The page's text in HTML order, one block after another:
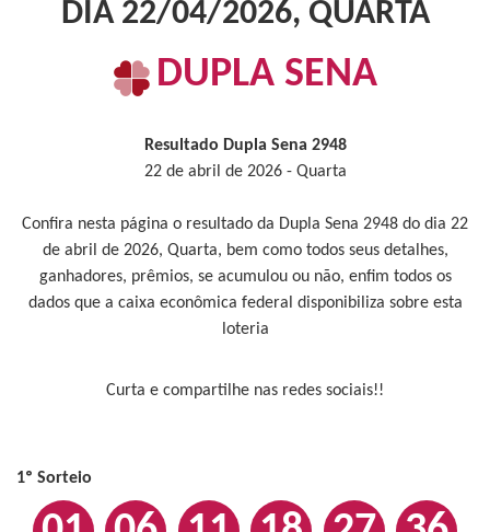
DIA 22/04/2026, QUARTA
DUPLA SENA
Resultado Dupla Sena 2948
22 de abril de 2026 - Quarta
Confira nesta página o resultado da Dupla Sena 2948 do dia 22
de abril de 2026, Quarta, bem como todos seus detalhes,
ganhadores, prêmios, se acumulou ou não, enfim todos os
dados que a caixa econômica federal disponibiliza sobre esta
loteria
Curta e compartilhe nas redes sociais!!
1º Sorteio